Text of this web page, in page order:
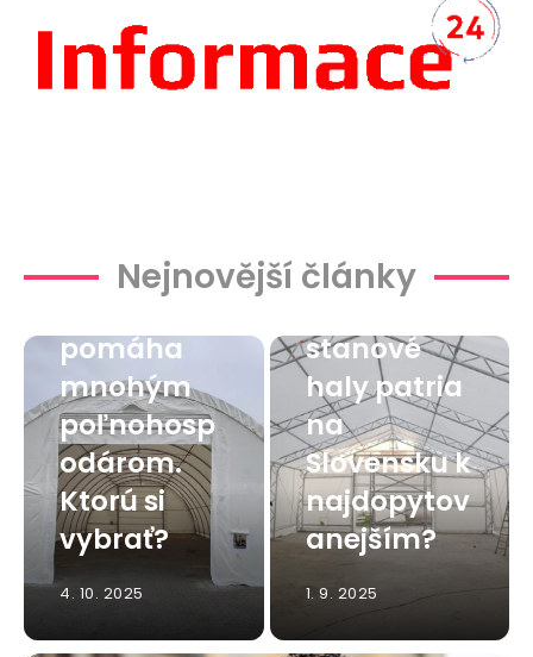
Nejnovější články
Plachtová
pomáha
mnohým
poľnohosp
odárom.
Ktorú si
vybrať?
4. 10. 2025
stanové
haly patria
na
Slovensku k
najdopytov
anejším?
1. 9. 2025